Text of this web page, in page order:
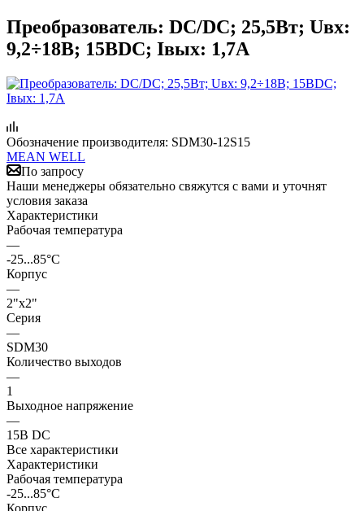
Преобразователь: DC/DC; 25,5Вт; Uвх:
9,2÷18В; 15ВDC; Iвых: 1,7А
Обозначение производителя: SDM30-12S15
MEAN WELL
По запросу
Наши менеджеры обязательно свяжутся с вами и уточнят
условия заказа
Характеристики
Рабочая температура
—
-25...85°C
Корпус
—
2"x2"
Серия
—
SDM30
Количество выходов
—
1
Выходное напряжение
—
15В DC
Все характеристики
Характеристики
Рабочая температура
-25...85°C
Корпус